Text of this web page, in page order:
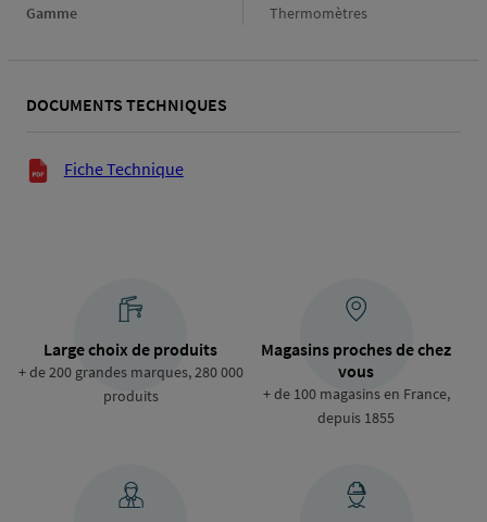
Gamme
Gamme
Thermomètres
DOCUMENTS TECHNIQUES
Documents techniques
Fiche Technique
Large choix de produits
+ de 200 grandes marques, 280 000
produits
Magasins proches de chez
vous
+ de 100 magasins en France,
depuis 1855